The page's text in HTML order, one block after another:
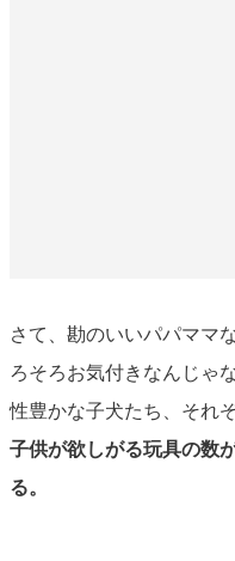
さて、勘のいいパパママ
ろそろお気付きなんじ
性豊かな子犬たち、それ
子供が欲しがる玩具の数
る。